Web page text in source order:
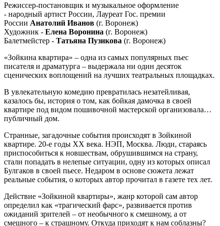
Режиссер-постановщик и музыкальное оформление
- народный артист России, Лауреат Гос. премии
России Анатолий Иванов (г. Воронеж)
Художник - Елена Воронина (г. Воронеж)
Балетмейстер - Татьяна Пузикова (г. Воронеж)
«Зойкина квартира» – одна из самых популярных пьес
писателя и драматурга – выдержала ни один десяток
сценических воплощений на лучших театральных площадках.
В увлекательную комедию превратилась незатейливая,
казалось бы, история о том, как бойкая дамочка в своей
квартире под видом пошивочной мастерской организовала…
публичный дом.
Странные, загадочные события происходят в Зойкиной
квартире. 20-е годы ХХ века. НЭП, Москва. Люди, стараясь
приспособиться к новшествам, обрушившимся на страну,
стали попадать в нелепые ситуации, одну из которых описал
Булгаков в своей пьесе. Недаром в основе сюжета лежат
реальные события, о которых автор прочитал в газете тех лет.
Действие «Зойкиной квартиры», жанр которой сам автор
определил как «трагический фарс», развивается против
ожиданий зрителей – от необычного к смешному, а от
смешного – к страшному. Откуда приходят к нам соблазны?